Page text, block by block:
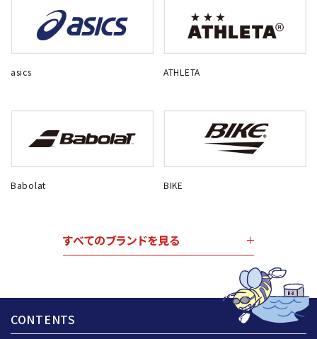
asics ATHLETA
Babolat BIKE
すべてのブランドを見る
CONTENTS